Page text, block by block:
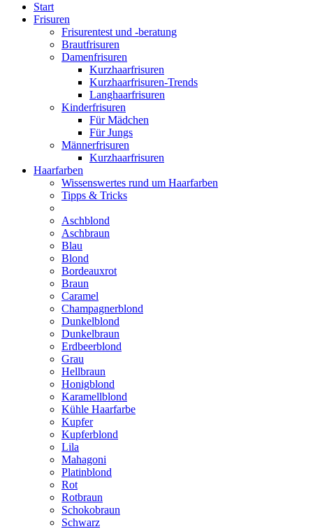
Start
Frisuren
Frisurentest und -beratung
Brautfrisuren
Damenfrisuren
Kurzhaarfrisuren
Kurzhaarfrisuren-Trends
Langhaarfrisuren
Kinderfrisuren
Für Mädchen
Für Jungs
Männerfrisuren
Kurzhaarfrisuren
Haarfarben
Wissenswertes rund um Haarfarben
Tipps & Tricks
Aschblond
Aschbraun
Blau
Blond
Bordeauxrot
Braun
Caramel
Champagnerblond
Dunkelblond
Dunkelbraun
Erdbeerblond
Grau
Hellbraun
Honigblond
Karamellblond
Kühle Haarfarbe
Kupfer
Kupferblond
Lila
Mahagoni
Platinblond
Rot
Rotbraun
Schokobraun
Schwarz